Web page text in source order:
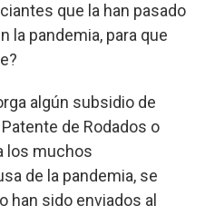
que la han pasado
la pandemia, para que
algún subsidio de
de Rodados o
los muchos
de la pandemia, se
han sido enviados al